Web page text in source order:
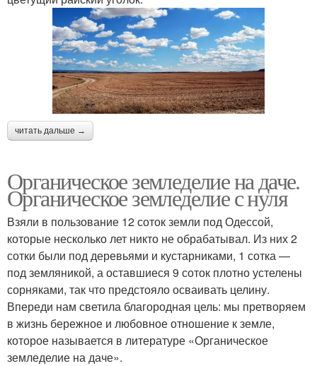
читать дальше →
Органическое земледелие на даче.
Органическое земледелие с нуля
Взяли в пользование 12 соток земли под Одессой,
которые несколько лет никто не обрабатывал. Из них 2
сотки были под деревьями и кустарниками, 1 сотка —
под земляникой, а оставшиеся 9 соток плотно устелены
сорняками, так что предстояло осваивать целину.
Впереди нам светила благородная цель: мы претворяем
в жизнь бережное и любовное отношение к земле,
которое называется в литературе «Органическое
земледелие на даче».